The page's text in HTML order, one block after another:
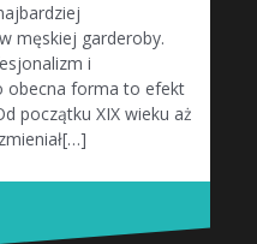
męskiej garderoby.
i
obecna forma to efekt
początku XIX wieku aż